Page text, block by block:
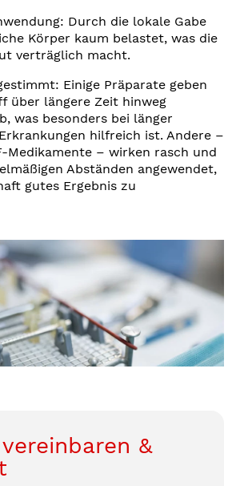
Durch die lokale Gabe
Körper kaum belastet, was die
verträglich macht.
Einige Präparate geben
über längere Zeit hinweg
was besonders bei länger
hilfreich ist. Andere –
Medikamente – wirken rasch und
Abständen angewendet,
gutes Ergebnis zu
&